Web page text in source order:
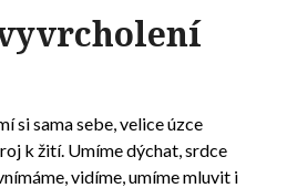
si sama sebe, velice úzce
k žití. Umíme dýchat, srdce
vidíme, umíme mluvit i